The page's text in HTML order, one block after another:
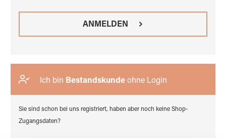
ANMELDEN
Ich bin Bestandskunde ohne Login
Sie sind schon bei uns registriert, haben aber noch keine Shop-
Zugangsdaten?